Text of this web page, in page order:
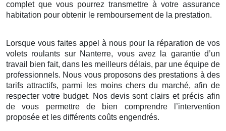
complet que vous pourrez transmettre à votre assurance
habitation pour obtenir le remboursement de la prestation.
Lorsque vous faites appel à nous pour la réparation de vos
volets roulants sur Nanterre, vous avez la garantie d’un
travail bien fait, dans les meilleurs délais, par une équipe de
professionnels. Nous vous proposons des prestations à des
tarifs attractifs, parmi les moins chers du marché, afin de
respecter votre budget. Nos devis sont clairs et précis afin
de vous permettre de bien comprendre l’intervention
proposée et les différents coûts engendrés.